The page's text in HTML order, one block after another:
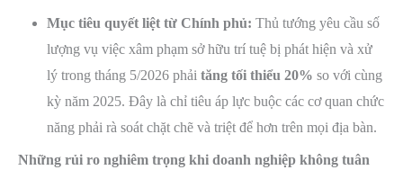
Mục tiêu quyết liệt từ Chính phủ: Thủ tướng yêu cầu số
lượng vụ việc xâm phạm sở hữu trí tuệ bị phát hiện và xử
lý trong tháng 5/2026 phải tăng tối thiểu 20% so với cùng
kỳ năm 2025. Đây là chỉ tiêu áp lực buộc các cơ quan chức
năng phải rà soát chặt chẽ và triệt để hơn trên mọi địa bàn.
Những rủi ro nghiêm trọng khi doanh nghiệp không tuân